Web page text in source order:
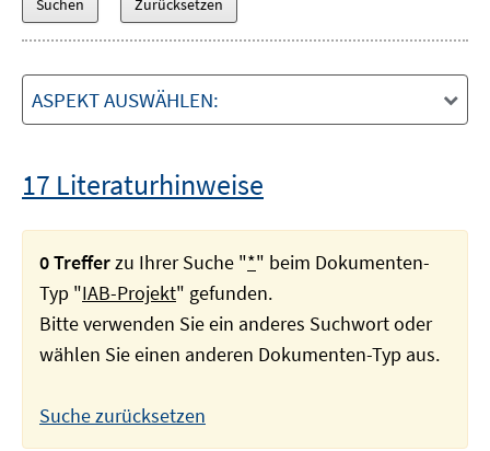
ASPEKT AUSWÄHLEN:
17 Literaturhinweise
0 Trefferzu Ihrer Suche "*" beim Dokumenten-
Typ "IAB-Projekt" gefunden.
Bitte verwenden Sie ein anderes Suchwort oder
wählen Sie einen anderen Dokumenten-Typ aus.
Suche zurücksetzen